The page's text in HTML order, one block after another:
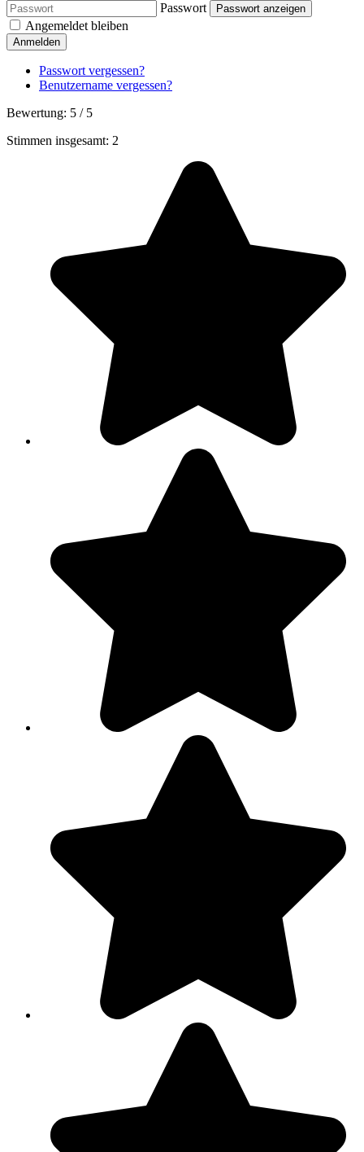
Passwort Passwort anzeigen
Angemeldet bleiben
Anmelden
Passwort vergessen?
Benutzername vergessen?
Bewertung: 5 / 5
Stimmen insgesamt: 2